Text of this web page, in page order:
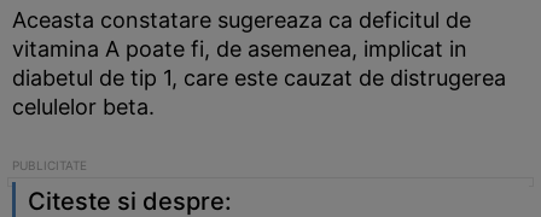
Aceasta constatare sugereaza ca deficitul de
vitamina A poate fi, de asemenea, implicat in
diabetul de tip 1, care este cauzat de distrugerea
celulelor beta.
Citeste si despre: